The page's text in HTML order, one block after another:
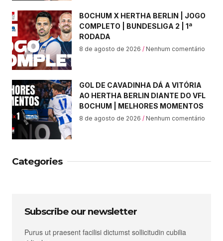
BOCHUM X HERTHA BERLIN | JOGO
COMPLETO | BUNDESLIGA 2 | 1ª
RODADA
8 de agosto de 2026 Nenhum comentário
GOL DE CAVADINHA DÁ A VITÓRIA
AO HERTHA BERLIN DIANTE DO VFL
BOCHUM | MELHORES MOMENTOS
8 de agosto de 2026 Nenhum comentário
Categories
Subscribe our newsletter
Purus ut praesent facilisi dictumst sollicitudin cubilia